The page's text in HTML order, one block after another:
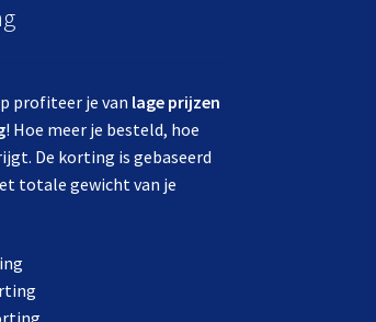
profiteer je van lage prijzen
! Hoe meer je besteld, hoe
De korting is gebaseerd
totale gewicht van je